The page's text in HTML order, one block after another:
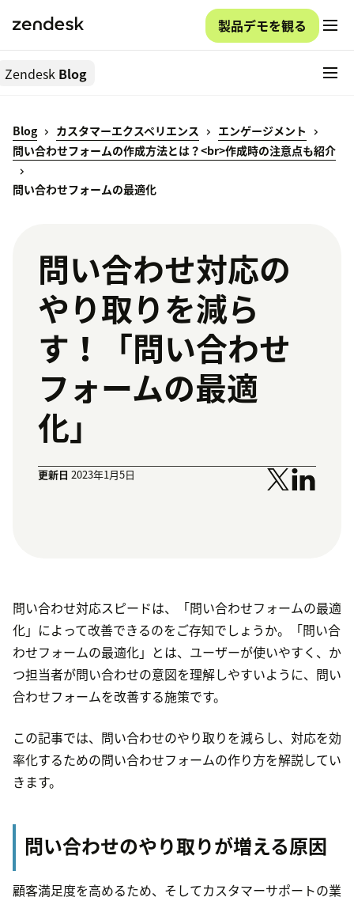
製品デモを観る
Zendesk Blog
Blog カスタマーエクスペリエンス
エンゲージメント
問い合わせフォームの作成方法とは？<br>作成時の注意点も紹介
問い合わせフォームの最適化
問い合わせ対応の
やり取りを減ら
す！「問い合わせ
フォームの最適
化」
更新日 2023年1月5日
問い合わせ対応スピードは、「問い合わせフォームの最適
化」によって改善できるのをご存知でしょうか。「問い合
わせフォームの最適化」とは、ユーザーが使いやすく、か
つ担当者が問い合わせの意図を理解しやすいように、問い
合わせフォームを改善する施策です。
この記事では、問い合わせのやり取りを減らし、対応を効
率化するための問い合わせフォームの作り方を解説してい
きます。
問い合わせのやり取りが増える原因
顧客満足度を高めるため、そしてカスタマーサポートの業